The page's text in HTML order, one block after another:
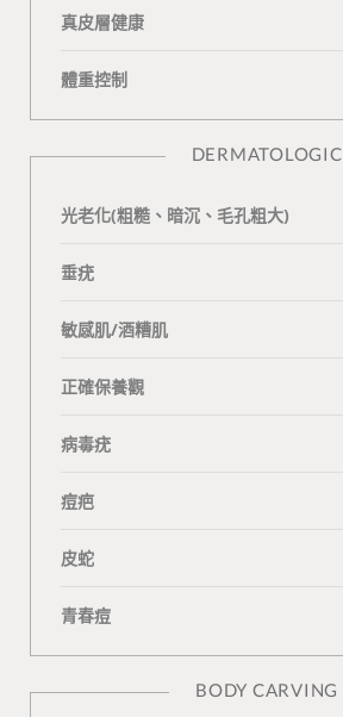
真皮層健康
體重控制
DERMATOLOGIC
光老化(粗糙、暗沉、毛孔粗大)
垂疣
敏感肌/酒糟肌
正確保養觀
病毒疣
痘疤
皮蛇
青春痘
BODY CARVING